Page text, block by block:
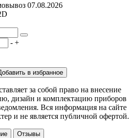
07.08.2026
- +
в избранное
за собой право на внесение
дизайн и комплектацию приборов
Вся информация на сайте
и не является публичной офертой.
Отзывы